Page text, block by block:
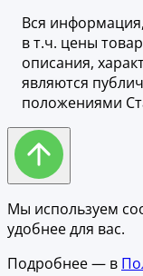
Вся
в т.ч. цены
описания,
являются
положениями
Мы используем
удобнее для вас.
Подробнее — в